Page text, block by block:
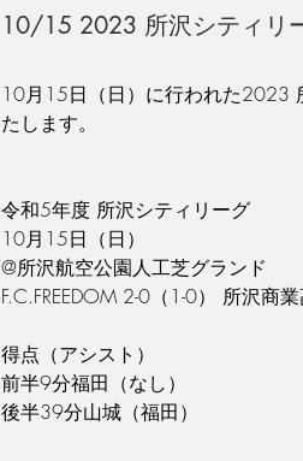
10/15 2023 所沢シティリ
10月15日（日）に行われた2023
たします。
令和5年度 所沢シティリーグ
10月15日（日）
@所沢航空公園人工芝グランド
F.C.FREEDOM 2-0（1-0） 所沢商
⁡得点（アシスト）⁡
⁡前半9分福田（なし）⁡
⁡後半39分山城（福田）